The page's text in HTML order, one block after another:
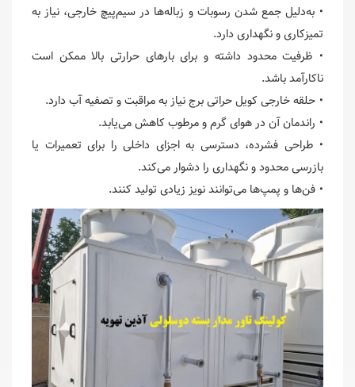
• به‌د‌لیل جمع شدن رسوبات و زباله‌ها در سیم‌پیچ خارجی، نیاز به
تمیزکاری و نگهداری دارد.
• ظرفیت محدود داشته و برای بارهای حرارتی بالا ممکن است
ناکارآمد باشد.
• حلقه خارجی کویل حراتی برج نیاز به مراقبت و تصفیه آب دارد.
• راندمان آن در هوای گرم و مرطوب کاهش می‌یابد.
• طراحی فشرده، دسترسی به اجزای داخلی را برای تعمیرات یا
بازرسی محدود و نگهداری را دشوار می‌کند.
• فن‌ها و پمپ‌ها می‌توانند نویز زیادی تولید کنند.